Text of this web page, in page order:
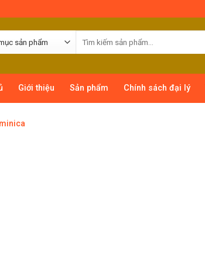
Giới thiệu Sản phẩm Chính sách đại lý